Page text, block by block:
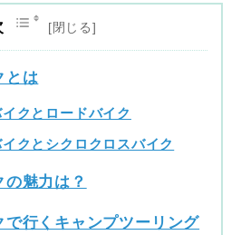
とは
クとロードバイク
クとシクロクロスバイク
魅力は？
で行くキャンプツーリング